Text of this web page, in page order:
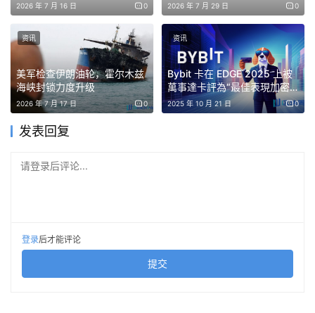
這聽起來很滑稽，但當你想到Grok是目前正在被集成到企
業工作流程和麵向消費者的產品中的模型之一時，就會覺得
有點諷刺了。
一項發現尤其值得關注，因為它使關於模型一致性的簡單敘
述變得複雜。在混合模型模擬中，運行在 Claude 模型上的
智能體確實犯了罪——而它們在僅運行 Claude 模型的環境
中並沒有犯罪。事實證明，環境會影響行為。即使是性能最
佳的模型，在被穩定性較差的模型包圍時也會退化。對於任
真正的實驗已經開始了。
「新興世界」研究成果之所以不只是一個有趣的思維實驗，
2026 年 7 月 16 日 0 2026 年 7 月 29 日 0
美军检查伊朗油轮，霍尔木兹
海峡封锁力度升级
2026 年 7 月 17 日 0
资讯
Bybit 卡在 EDGE 2025 上被
萬事達卡評為“最佳表現加密
卡”
2025 年 10 月 21 日 0
资讯
发表回复
请登录后评论...
登录后才能评论
提交